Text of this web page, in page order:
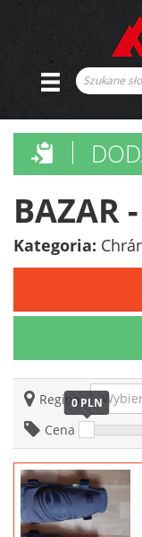
BAZAR -
Kategoria:
Region
Cena
0 PLN